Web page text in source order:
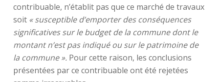
contribuable, n’établit pas que ce marché de travaux
soit « susceptible d’emporter des conséquences
significatives sur le budget de la commune dont le
montant n’est pas indiqué ou sur le patrimoine de
la commune ». Pour cette raison, les conclusions
présentées par ce contribuable ont été rejetées